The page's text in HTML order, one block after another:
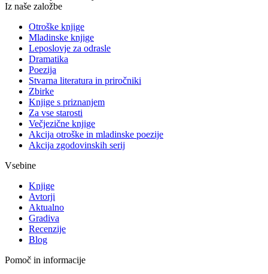
Iz naše založbe
Otroške knjige
Mladinske knjige
Leposlovje za odrasle
Dramatika
Poezija
Stvarna literatura in priročniki
Zbirke
Knjige s priznanjem
Za vse starosti
Večjezične knjige
Akcija otroške in mladinske poezije
Akcija zgodovinskih serij
Vsebine
Knjige
Avtorji
Aktualno
Gradiva
Recenzije
Blog
Pomoč in informacije